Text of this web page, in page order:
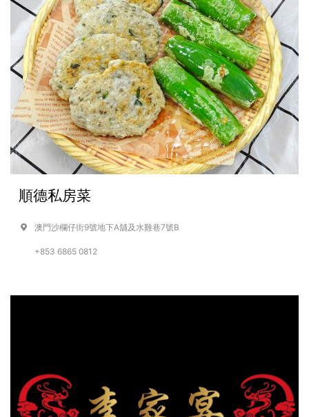
順德私房菜
澳門沙欄仔街9號地下A舖及水雞巷7號B
+853 6865 0812